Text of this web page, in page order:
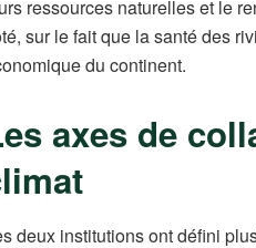
ressources naturelles et le
sur le fait que la santé des
du continent.
axes de
deux institutions ont défini